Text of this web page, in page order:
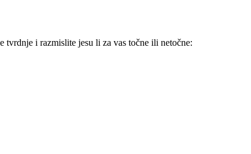
tvrdnje i razmislite jesu li za vas točne ili netočne: